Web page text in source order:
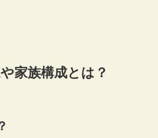
家族構成とは？